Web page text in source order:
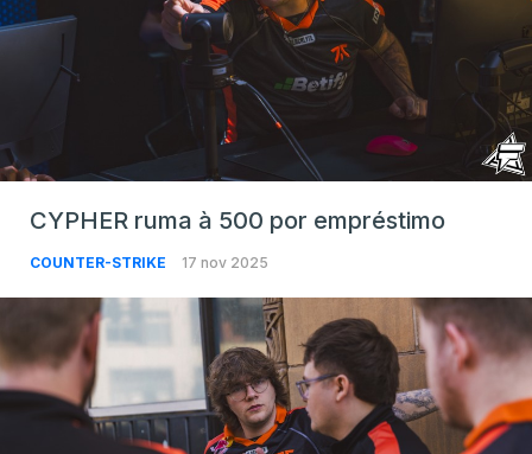
CYPHER ruma à 500 por empréstimo
COUNTER-STRIKE 17 nov 2025